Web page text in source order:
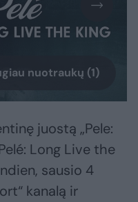
nuotraukų (1)
juostą „Pele:
Long Live the
sausio 4
kanalą ir